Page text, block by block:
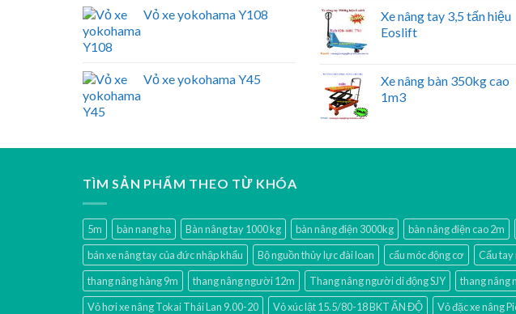
Vỏ xe yokohama Y108
Vỏ xe yokohama Y45
Xe nâng tay 3,5 tấn hiệu
Eoslift
Xe nâng bàn 350kg cao
1m3
TÌM SẢN PHẨM THEO TỪ KHÓA
5m bàn nang hạ Bàn nâng tay 1000 kg bàn nâng điện 3000kg bàn nâng điện cao 2m
bán xe nâng tay của đức nhập khẩu
Bộ nguồn thủy lực đài loan cẩu móc động cơ Cẩu
thang nâng hàng 9m
thang nâng người 12m Thang nâng người di động SJY thang nâng
Vỏ hơi xe nâng Tokai Thái Lan 9.00-20
Vỏ xúc lật 15.5/80-18 BKT ẤN ĐỘ Vỏ đặc xe nâng